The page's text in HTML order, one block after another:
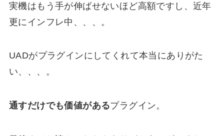
実機はもう手が伸ばせないほど高額ですし、近年
更にインフレ中、、、。
UADがプラグインにしてくれて本当にありがた
い、、、。
通すだけでも価値があるプラグイン。